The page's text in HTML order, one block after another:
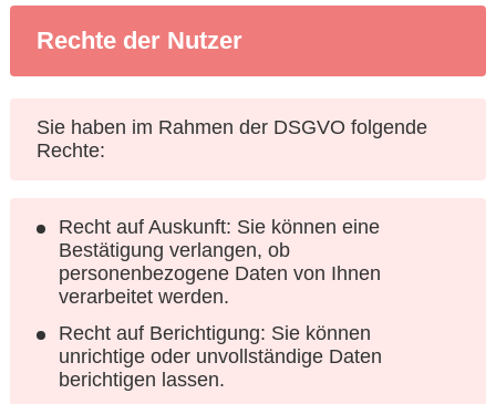
Rechte der Nutzer
Sie haben im Rahmen der DSGVO folgende
Rechte:
Recht auf Auskunft: Sie können eine
Bestätigung verlangen, ob
personenbezogene Daten von Ihnen
verarbeitet werden.
Recht auf Berichtigung: Sie können
unrichtige oder unvollständige Daten
berichtigen lassen.